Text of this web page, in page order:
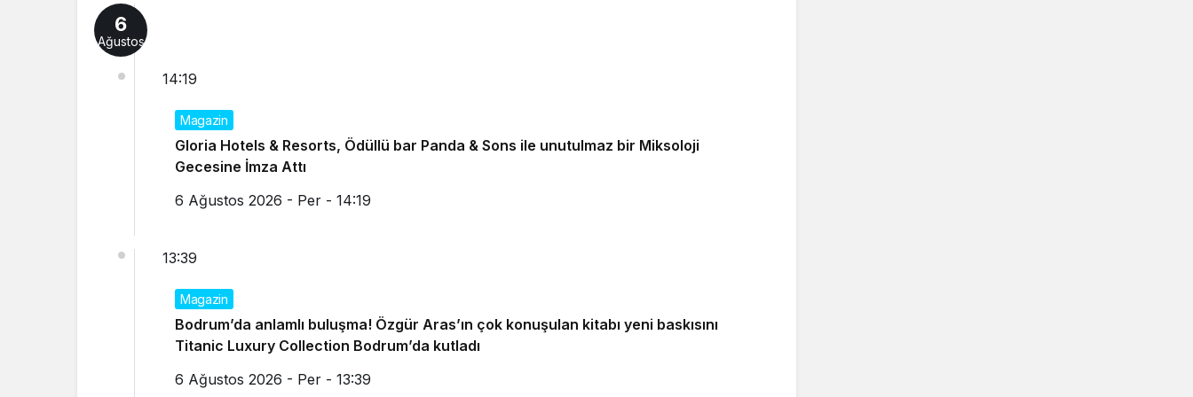
6
Ağustos
14:19
Magazin
Gloria Hotels & Resorts, Ödüllü bar Panda & Sons ile unutulmaz bir Miksoloji
Gecesine İmza Attı
6 Ağustos 2026 - Per - 14:19
13:39
Magazin
Bodrum’da anlamlı buluşma! Özgür Aras’ın çok konuşulan kitabı yeni baskısını
Titanic Luxury Collection Bodrum’da kutladı
6 Ağustos 2026 - Per - 13:39